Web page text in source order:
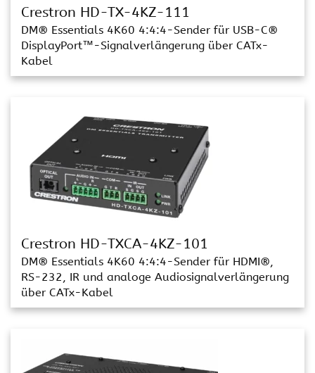
Crestron HD-TX-4KZ-111
DM® Essentials 4K60 4:4:4-Sender für USB-C®
DisplayPort™-Signalverlängerung über CATx-
Kabel
Crestron HD-TXCA-4KZ-101
DM® Essentials 4K60 4:4:4-Sender für HDMI®,
RS-232, IR und analoge Audiosignalverlängerung
über CATx-Kabel